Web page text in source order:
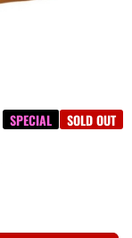
SPECIAL SOLD OUT